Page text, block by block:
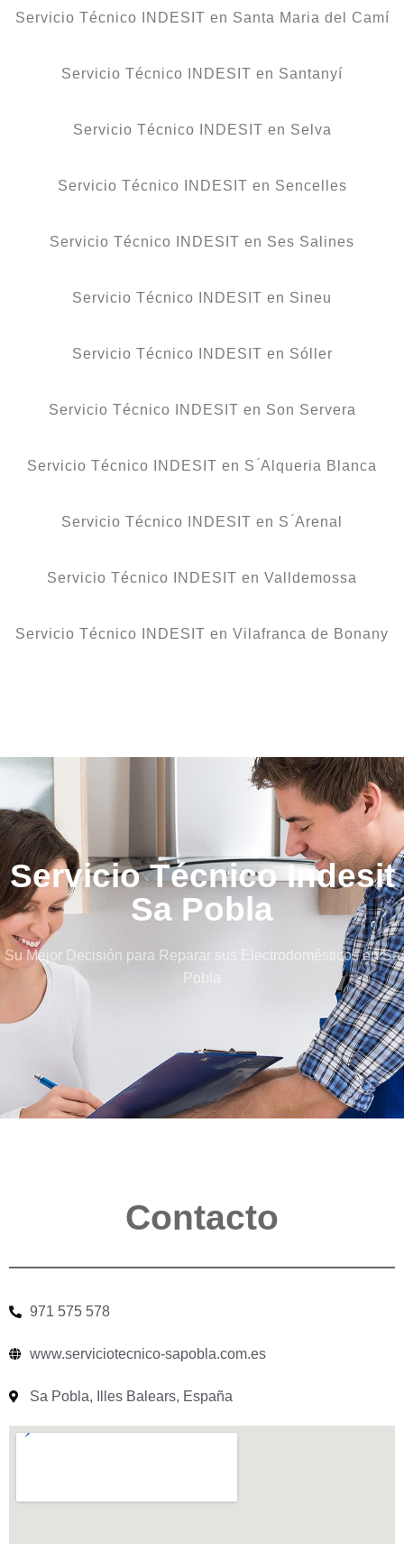
Servicio Técnico INDESIT en Santa Maria del Camí
Servicio Técnico INDESIT en Santanyí
Servicio Técnico INDESIT en Selva
Servicio Técnico INDESIT en Sencelles
Servicio Técnico INDESIT en Ses Salines
Servicio Técnico INDESIT en Sineu
Servicio Técnico INDESIT en Sóller
Servicio Técnico INDESIT en Son Servera
Servicio Técnico INDESIT en S ́Alqueria Blanca
Servicio Técnico INDESIT en S ́Arenal
Servicio Técnico INDESIT en Valldemossa
Servicio Técnico INDESIT en Vilafranca de Bonany
Servicio Técnico Indesit
Sa Pobla
Su Mejor Decisión para Reparar sus Electrodomésticos en Sa
Pobla
Contacto
971 575 578
www.serviciotecnico-sapobla.com.es
Sa Pobla, Illes Balears, España